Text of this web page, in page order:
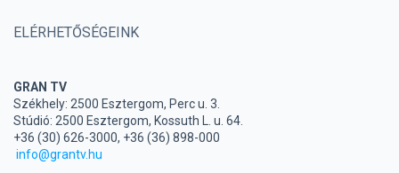
ELÉRHETŐSÉGEINK
GRAN TV
Székhely: 2500 Esztergom, Perc u. 3.
Stúdió: 2500 Esztergom, Kossuth L. u. 64.
+36 (30) 626-3000, +36 (36) 898-000
info@grantv.hu